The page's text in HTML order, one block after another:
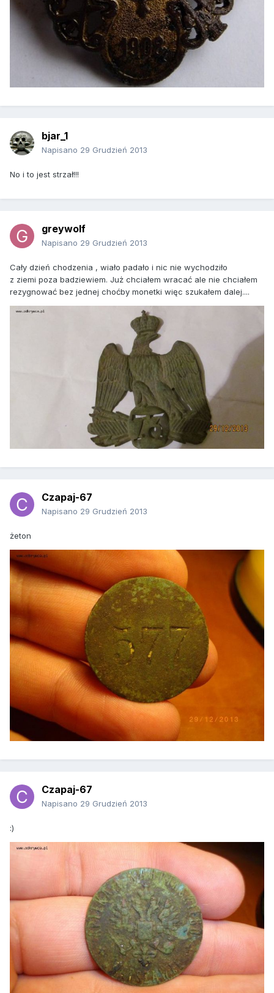
bjar_1
Napisano 29 Grudzień 2013
No i to jest strzał!!!
greywolf
Napisano 29 Grudzień 2013
Cały dzień chodzenia , wiało padało i nic nie wychodziło
z ziemi poza badziewiem. Już chciałem wracać ale nie chciałem
rezygnować bez jednej choćby monetki więc szukałem dalej....
Czapaj-67
Napisano 29 Grudzień 2013
żeton
Czapaj-67
Napisano 29 Grudzień 2013
:)